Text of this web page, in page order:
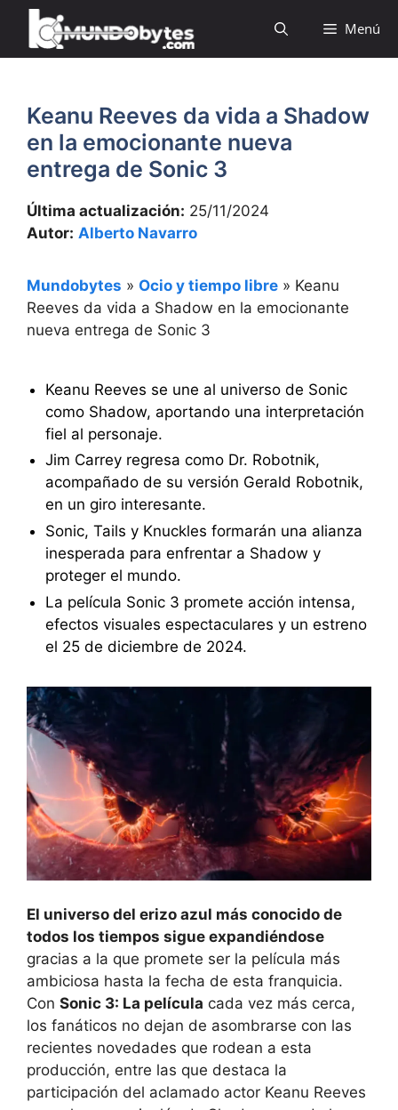
Saltar
contenido
Menú
Keanu Reeves da vida a Shadow
en la emocionante nueva
entrega de Sonic 3
Última actualización: 25/11/2024
Autor: Alberto Navarro
Mundobytes » Ocio y tiempo libre » Keanu
Reeves da vida a Shadow en la emocionante
nueva entrega de Sonic 3
Keanu Reeves se une al universo de Sonic
como Shadow, aportando una interpretación
fiel al personaje.
Jim Carrey regresa como Dr. Robotnik,
acompañado de su versión Gerald Robotnik,
en un giro interesante.
Sonic, Tails y Knuckles formarán una alianza
inesperada para enfrentar a Shadow y
proteger el mundo.
La película Sonic 3 promete acción intensa,
efectos visuales espectaculares y un estreno
el 25 de diciembre de 2024.
El universo del erizo azul más conocido de
todos los tiempos sigue expandiéndose
gracias a la que promete ser la película más
ambiciosa hasta la fecha de esta franquicia.
Con Sonic 3: La película cada vez más cerca,
los fanáticos no dejan de asombrarse con las
recientes novedades que rodean a esta
producción, entre las que destaca la
participación del aclamado actor Keanu Reeves